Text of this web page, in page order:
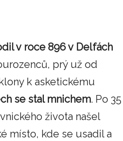
v roce 896 v Delfách
prý už od
k asketickému
se stal mnichem. Po 35
života našel
místo, kde se usadil a